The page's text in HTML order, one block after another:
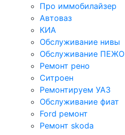
Про иммобилайзер
Автоваз
КИА
Обслуживание нивы
Обслуживание ПЕЖО
Ремонт рено
Ситроен
Ремонтируем УАЗ
Обслуживание фиат
Ford ремонт
Ремонт skoda